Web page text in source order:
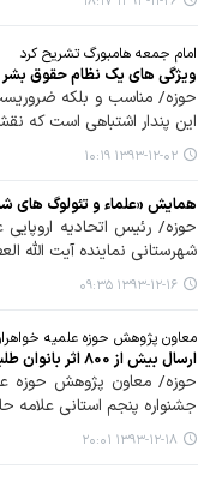
امام جمعه هامبورگ تشریح کرد
ویژگی های یک نظام حقوق
حوزه/ مناسب و بلکه
این پندار اشتباهی است که
۱۳۹۳-۱۲-۰۲ ۱۰:۱۹
همایش «علماء و تئولوگ های
حوزه/ رئیس اتحادیه
شهرستانی نماینده آیت اللّه
۱۳۹۳-۱۲-۱۶ ۰۹:۳۵
معاون پژوهش حوزه علمیه
ارسال بیش از 800 اثر بانوان طلبه به جشنواره پنجم علامه حلی
جشنواره پنجم استانی علامه حلی خبر داد و گفت:
۱۳۹۳-۱۲-۱۸ ۲۰:۰۱